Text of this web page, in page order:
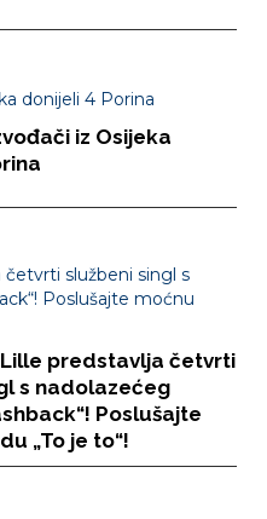
iz Osijeka
predstavlja četvrti
s nadolazećeg
Poslušajte
„To je to“!